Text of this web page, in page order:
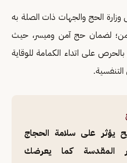
الحج والجهات ذات الصلة به
لضمان حج آمن وميسر، حيث
على اتداء الكمامة للوقاية
التنفسية.
يؤثر على سلامة الحجاج
المقدسة كما يعرضك